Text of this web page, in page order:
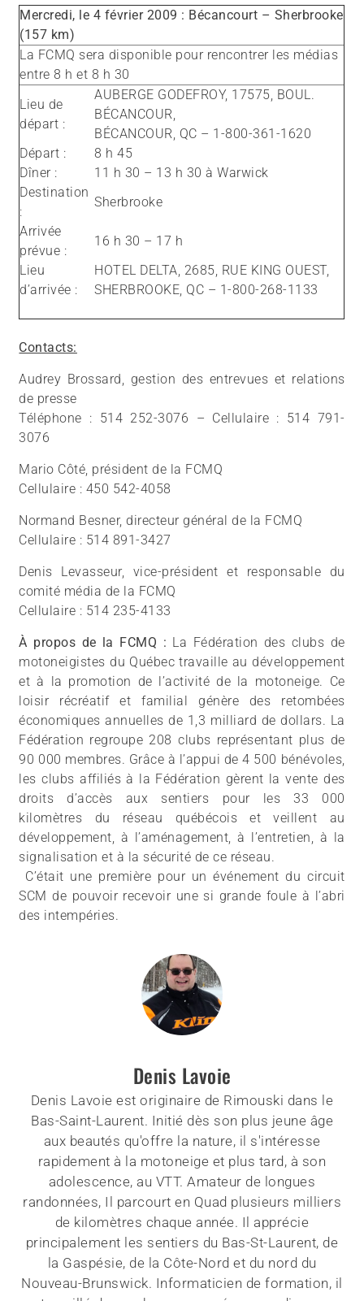
Mercredi, le 4 février 2009 : Bécancourt – Sherbrooke
(157 km)
La FCMQ sera disponible pour rencontrer les médias
entre 8 h et 8 h 30
Lieu de
départ :
AUBERGE GODEFROY, 17575, BOUL.
BÉCANCOUR,
BÉCANCOUR, QC – 1-800-361-1620
Départ :
8 h 45
Dîner :
11 h 30 – 13 h 30 à Warwick
Destination
:
Sherbrooke
Arrivée
prévue :
16 h 30 – 17 h
Lieu
d’arrivée :
HOTEL DELTA, 2685, RUE KING OUEST,
SHERBROOKE, QC – 1-800-268-1133
Contacts:
Audrey Brossard, gestion des entrevues et relations
de presse
Téléphone : 514 252-3076 – Cellulaire : 514 791-
3076
Mario Côté, président de la FCMQ
Cellulaire : 450 542-4058
Normand Besner, directeur général de la FCMQ
Cellulaire : 514 891-3427
Denis Levasseur, vice-président et responsable du
comité média de la FCMQ
Cellulaire : 514 235-4133
À propos de la FCMQ : La Fédération des clubs de
motoneigistes du Québec travaille au développement
et à la promotion de l’activité de la motoneige. Ce
loisir récréatif et familial génère des retombées
économiques annuelles de 1,3 milliard de dollars. La
Fédération regroupe 208 clubs représentant plus de
90 000 membres. Grâce à l’appui de 4 500 bénévoles,
les clubs affiliés à la Fédération gèrent la vente des
droits d’accès aux sentiers pour les 33 000
kilomètres du réseau québécois et veillent au
développement, à l’aménagement, à l’entretien, à la
signalisation et à la sécurité de ce réseau.
C’était une première pour un événement du circuit
SCM de pouvoir recevoir une si grande foule à l’abri
des intempéries.
Denis Lavoie
Denis Lavoie est originaire de Rimouski dans le
Bas-Saint-Laurent. Initié dès son plus jeune âge
aux beautés qu'offre la nature, il s'intéresse
rapidement à la motoneige et plus tard, à son
adolescence, au VTT. Amateur de longues
randonnées, Il parcourt en Quad plusieurs milliers
de kilomètres chaque année. Il apprécie
principalement les sentiers du Bas-St-Laurent, de
la Gaspésie, de la Côte-Nord et du nord du
Nouveau-Brunswick. Informaticien de formation, il